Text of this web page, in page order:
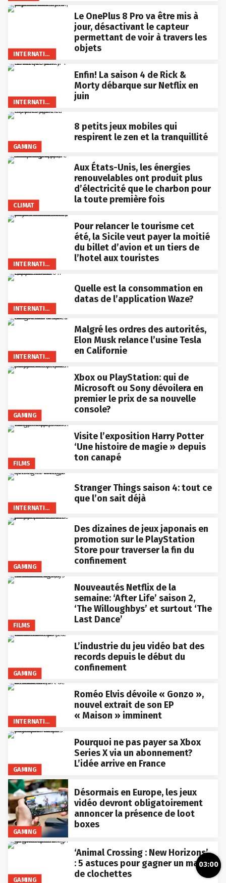
INTERNATIONAL
Le OnePlus 8 Pro va être mis à
jour, désactivant le capteur
permettant de voir à travers les
objets
INTERNATIONAL
Enfin! La saison 4 de Rick &
Morty débarque sur Netflix en
juin
GAMING
8 petits jeux mobiles qui
respirent le zen et la tranquillité
CLIMAT
Aux États-Unis, les énergies
renouvelables ont produit plus
d’électricité que le charbon pour
la toute première fois
INTERNATIONAL
Pour relancer le tourisme cet
été, la Sicile veut payer la moitié
du billet d’avion et un tiers de
l’hotel aux touristes
INTERNATIONAL
Quelle est la consommation en
datas de l’application Waze?
INTERNATIONAL
Malgré les ordres des autorités,
Elon Musk relance l’usine Tesla
en Californie
GAMING
Xbox ou PlayStation: qui de
Microsoft ou Sony dévoilera en
premier le prix de sa nouvelle
console?
FILMS
Visite l’exposition Harry Potter
‘Une histoire de magie » depuis
ton canapé
INTERNATIONAL
Stranger Things saison 4: tout ce
que l’on sait déjà
GAMING
Des dizaines de jeux japonais en
promotion sur le PlayStation
Store pour traverser la fin du
confinement
FILMS
Nouveautés Netflix de la
semaine: ‘After Life’ saison 2,
‘The Willoughbys’ et surtout ‘The
Last Dance’
GAMING
L’industrie du jeu vidéo bat des
records depuis le début du
confinement
INTERNATIONAL
Roméo Elvis dévoile « Gonzo »,
nouvel extrait de son EP
« Maison » imminent
GAMING
Pourquoi ne pas payer sa Xbox
Series X via un abonnement?
L’idée arrive en France
GAMING
Désormais en Europe, les jeux
vidéo devront obligatoirement
annoncer la présence de loot
boxes
GAMING
‘Animal Crossing : New Horizons’
: 5 astuces pour gagner un max
de clochettes
03:00